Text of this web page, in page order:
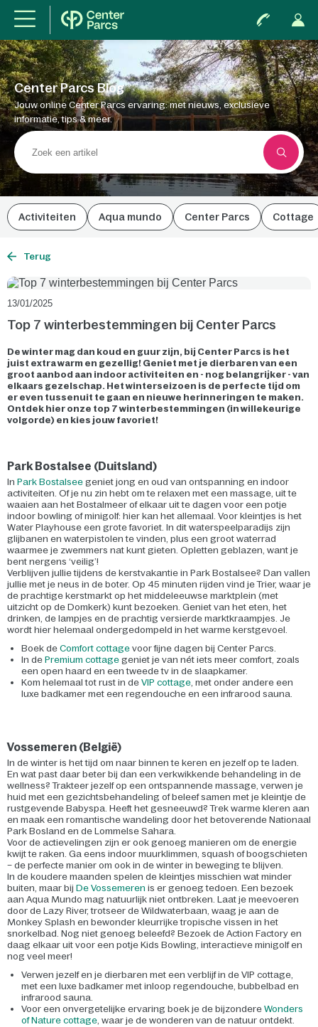
Center Parcs Blog
Jouw online Center Parcs ervaring: met nieuws, exclusieve
informatie, tips & meer.
Activiteiten Aqua mundo Center Parcs Cottage
Terug
13/01/2025
Top 7 winterbestemmingen bij Center Parcs
De winter mag dan koud en guur zijn, bij Center Parcs is het
juist extra warm en gezellig! Geniet met je dierbaren van een
groot aanbod aan indoor activiteiten en - nog belangrijker - van
elkaars gezelschap. Het winterseizoen is de perfecte tijd om
er even tussenuit te gaan en nieuwe herinneringen te maken.
Ontdek hier onze top 7 winterbestemmingen (in willekeurige
volgorde) en kies jouw favoriet!
Park Bostalsee (Duitsland)
In Park Bostalsee geniet jong en oud van ontspanning en indoor
activiteiten. Of je nu zin hebt om te relaxen met een massage, uit te
waaien aan het Bostalmeer of elkaar uit te dagen voor een potje
indoor bowling of minigolf: hier kan het allemaal. Voor kleintjes is het
Water Playhouse een grote favoriet. In dit waterspeelparadijs zijn
glijbanen en waterpistolen te vinden, plus een groot waterrad
waarmee je zwemmers nat kunt gieten. Opletten geblazen, want je
bent nergens ‘veilig’!
Verblijven jullie tijdens de kerstvakantie in Park Bostalsee? Dan vallen
jullie met je neus in de boter. Op 45 minuten rijden vind je Trier, waar je
de prachtige kerstmarkt op het middeleeuwse marktplein (met
uitzicht op de Domkerk) kunt bezoeken. Geniet van het eten, het
drinken, de lampjes en de prachtig versierde marktkraampjes. Je
wordt hier helemaal ondergedompeld in het warme kerstgevoel.
Boek de Comfort cottage voor fijne dagen bij Center Parcs.
In de Premium cottage geniet je van nét iets meer comfort, zoals
een open haard en een tweede tv in de slaapkamer.
Kom helemaal tot rust in de VIP cottage, met onder andere een
luxe badkamer met een regendouche en een infrarood sauna.
Vossemeren (België)
In de winter is het tijd om naar binnen te keren en jezelf op te laden.
En wat past daar beter bij dan een verkwikkende behandeling in de
wellness? Trakteer jezelf op een ontspannende massage, verwen je
huid met een gezichtsbehandeling of beleef samen met je kleintje de
rustgevende Babyspa. Heeft het gesneeuwd? Trek warme kleren aan
en maak een romantische wandeling door het betoverende Nationaal
Park Bosland en de Lommelse Sahara.
Voor de actievelingen zijn er ook genoeg manieren om de energie
kwijt te raken. Ga eens indoor muurklimmen, squash of boogschieten
– de perfecte manier om ook in de winter in beweging te blijven.
In de koudere maanden spelen de kleintjes misschien wat minder
buiten, maar bij De Vossemeren is er genoeg tedoen. Een bezoek
aan Aqua Mundo mag natuurlijk niet ontbreken. Laat je meevoeren
door de Lazy River, trotseer de Wildwaterbaan, waag je aan de
Monkey Splash en bewonder kleurrijke tropische vissen in het
snorkelbad. Nog niet genoeg beleefd? Bezoek de Action Factory en
daag elkaar uit voor een potje Kids Bowling, interactieve minigolf en
nog veel meer!
Verwen jezelf en je dierbaren met een verblijf in de VIP cottage,
met een luxe badkamer met inloop regendouche, bubbelbad en
infrarood sauna.
Voor een onvergetelijke ervaring boek je de bijzondere Wonders
of Nature cottage, waar je de wonderen van de natuur ontdekt.